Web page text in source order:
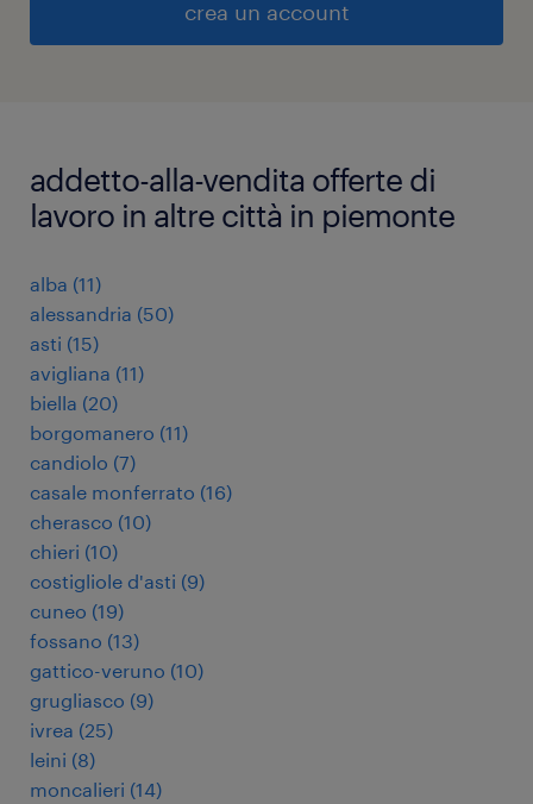
crea un account
addetto-alla-vendita offerte di
lavoro in altre città in piemonte
alba (11)
alessandria (50)
asti (15)
avigliana (11)
biella (20)
borgomanero (11)
candiolo (7)
casale monferrato (16)
cherasco (10)
chieri (10)
costigliole d'asti (9)
cuneo (19)
fossano (13)
gattico-veruno (10)
grugliasco (9)
ivrea (25)
leini (8)
moncalieri (14)